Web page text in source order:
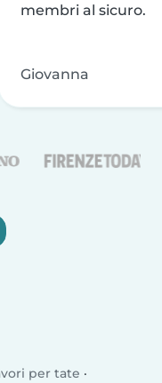
membri al sicuro.
Giovanna
per tate